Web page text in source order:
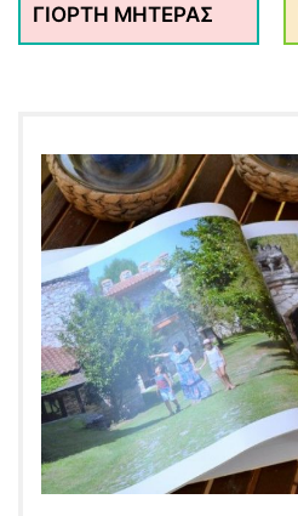
ΓΙΟΡΤΗ ΜΗΤΕΡΑΣ